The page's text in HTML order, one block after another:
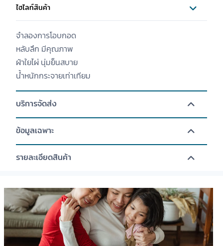
ไฮไลท์สินค้า
จำลองการโอบกอด
หลับลึก มีคุณภาพ
ผ้าใยไผ่ นุ่มย็นสบาย
น้ำหนักกระจายเท่าเทียม
บริการจัดส่ง
ข้อมูลเฉพาะ
รายละเอียดสินค้า